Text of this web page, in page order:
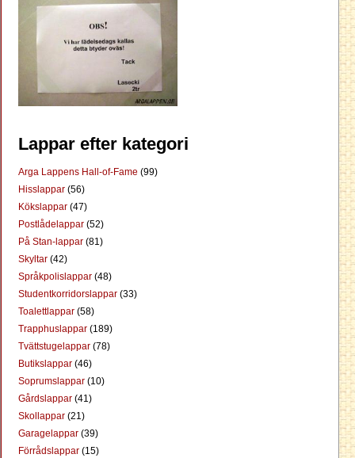
Lappar efter kategori
Arga Lappens Hall-of-Fame (99)
Hisslappar (56)
Kökslappar (47)
Postlådelappar (52)
På Stan-lappar (81)
Skyltar (42)
Språkpolislappar (48)
Studentkorridorslappar (33)
Toalettlappar (58)
Trapphuslappar (189)
Tvättstugelappar (78)
Butikslappar (46)
Soprumslappar (10)
Gårdslappar (41)
Skollappar (21)
Garagelappar (39)
Förrådslappar (15)